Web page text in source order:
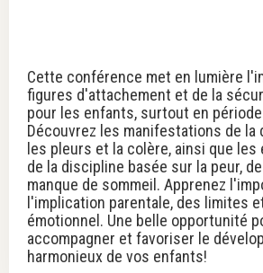
Cette conférence met en lumière
figures d'attachement et de la
pour les enfants, surtout en
Découvrez les manifestations de la
les pleurs et la colère, ainsi que
de la discipline basée sur la peur,
manque de sommeil. Apprenez
l'implication parentale, des limites
émotionnel. Une belle opportunité
accompagner et favoriser le
harmonieux de vos enfants!